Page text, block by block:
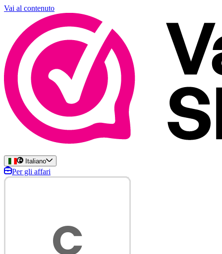
Vai al contenuto
Italiano
Per gli affari